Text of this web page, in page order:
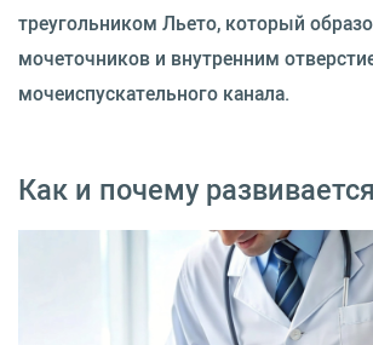
треугольником Льето, который
мочеточников и внутренним
мочеиспускательного канала.
Как и почему